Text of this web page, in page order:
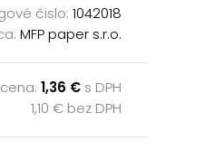
čislo: 1042018
MFP paper s.r.o.
1,36 € s DPH
1,10 € bez DPH